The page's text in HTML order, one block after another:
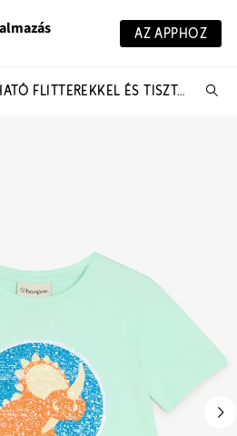
AZ APPHOZ
PÓLÓ MEGFORDÍTHATÓ FLITTEREKKEL ÉS TISZTA BIO-PAMUTBÓL